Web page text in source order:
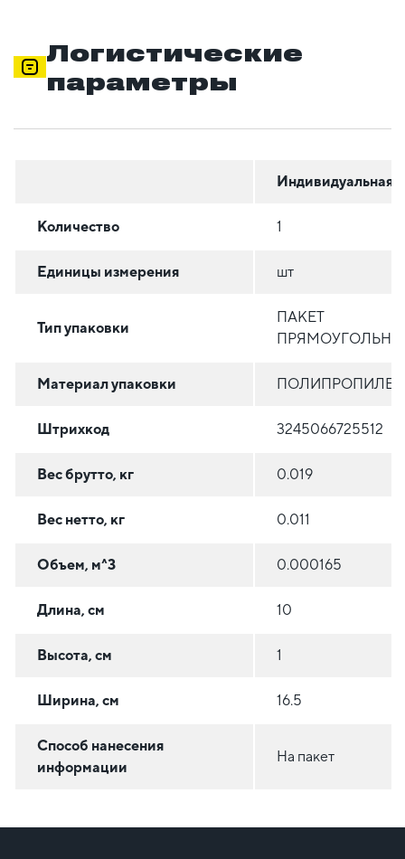
Логистические
параметры
Индивидуальная
Количество 1
Единицы измерения шт
Тип упаковки
ПАКЕТ
Материал упаковки ПОЛИПРОПИЛЕН
Штрихкод 3245066725512
Вес брутто, кг 0.019
Вес нетто, кг 0.011
Объем, м^3 0.000165
Длина, см 10
Высота, см 1
Ширина, см 16.5
Способ нанесения
информации
На пакет